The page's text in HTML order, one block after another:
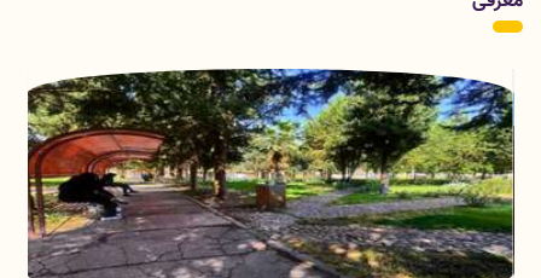
فناوری اطلاعات سلامت
پیام دکتر گراوند به مناسبت هفته فناوری اطلاعات سلامت
16 آبان 1404
نتایج انتخابات شورای مرکزی دانشکده پیراپزشکی
16 آبان 1404
روز جهانی رادیولوژی گرامی باد